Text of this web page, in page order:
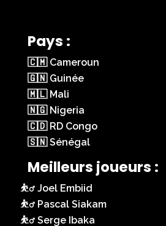
Pays :
🇨🇲 Cameroun
🇬🇳 Guinée
🇲🇱 Mali
🇳🇬 Nigeria
🇨🇩 RD Congo
🇸🇳 Sénégal
Meilleurs joueurs :
Joel Embiid
Pascal Siakam
Serge Ibaka